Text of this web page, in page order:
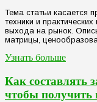
Тема статьи касается
техники и
выхода на рынок.
матрицы,
Узнать больше
Как составлять
чтобы получить